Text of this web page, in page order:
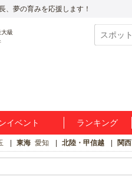
、夢の育みを応援します！
イベント ランキング
東海 愛知 北陸・甲信越 関西